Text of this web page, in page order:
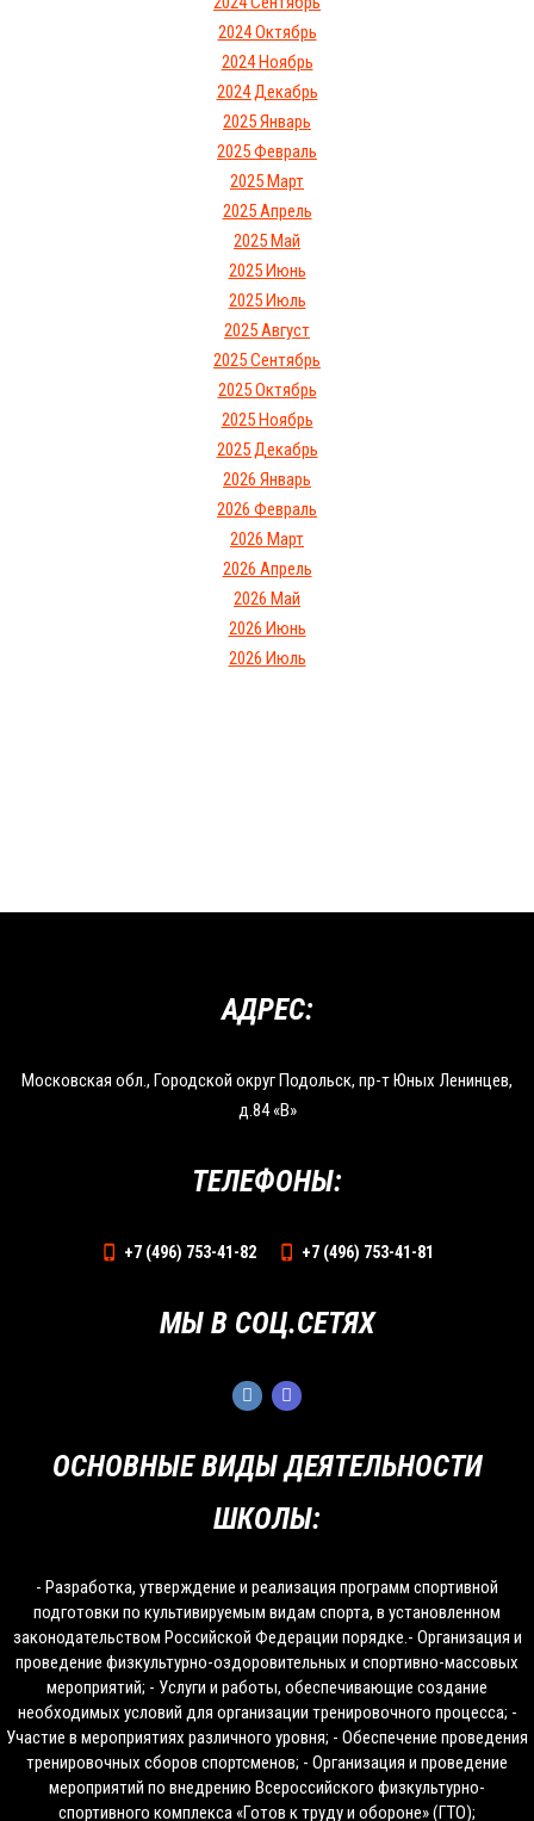
2024 Октябрь
2024 Ноябрь
2024 Декабрь
2025 Январь
2025 Февраль
2025 Март
2025 Апрель
2025 Май
2025 Июнь
2025 Июль
2025 Август
2025 Сентябрь
2025 Октябрь
2025 Ноябрь
2025 Декабрь
2026 Январь
2026 Февраль
2026 Март
2026 Апрель
2026 Май
2026 Июнь
2026 Июль
ОСНОВНЫЕ ВИДЫ ДЕЯТЕЛЬНОСТИ
ШКОЛЫ:
- Разработка, утверждение и реализация программ спортивной
подготовки по культивируемым видам спорта, в установленном
законодательством Российской Федерации порядке.- Организация и
проведение физкультурно-оздоровительных и спортивно-массовых
мероприятий; - Услуги и работы, обеспечивающие создание
необходимых условий для организации тренировочного процесса; -
Участие в мероприятиях различного уровня; - Обеспечение проведения
тренировочных сборов спортсменов; - Организация и проведение
мероприятий по внедрению Всероссийского физкультурно-
спортивного комплекса «Готов к труду и обороне» (ГТО);
АДРЕС:
Московская обл., Городской округ Подольск, пр-т Юных Ленинцев,
д.84 «В»
ТЕЛЕФОНЫ:
+7 (496) 753-41-82 +7 (496) 753-41-81
МЫ В СОЦ.СЕТЯХ